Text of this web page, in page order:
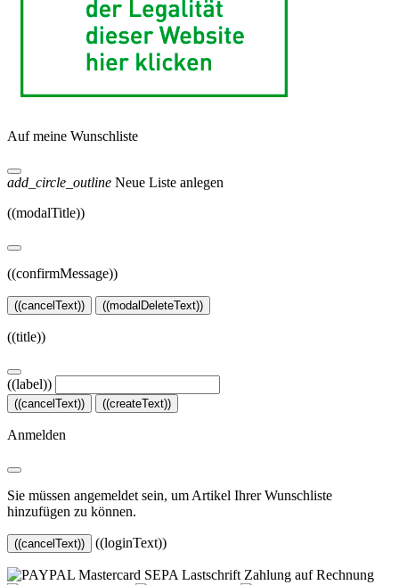
Auf meine Wunschliste
add_circle_outline Neue Liste anlegen
((modalTitle))
((confirmMessage))
((cancelText)) ((modalDeleteText))
((title))
((label))
((cancelText)) ((createText))
Anmelden
Sie müssen angemeldet sein, um Artikel Ihrer Wunschliste
hinzufügen zu können.
((cancelText)) ((loginText))